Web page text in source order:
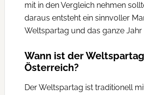
mit in den Vergleich nehmen
daraus entsteht ein sinnvoller
Weltspartag und das ganze Jahr
Wann ist der
Österreich?
Der Weltspartag ist traditionell